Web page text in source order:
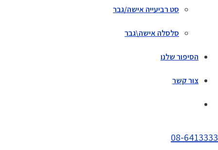
סט רביעייה אישה/גבר
סלסלה אישה\גבר
הסיפור שלנו
צור קשר
08-6413333